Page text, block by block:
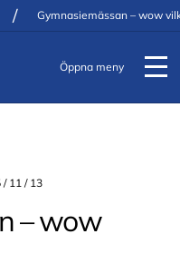
/ Gymnasiemässan – wow
Öppna meny
11 / 13
– wow